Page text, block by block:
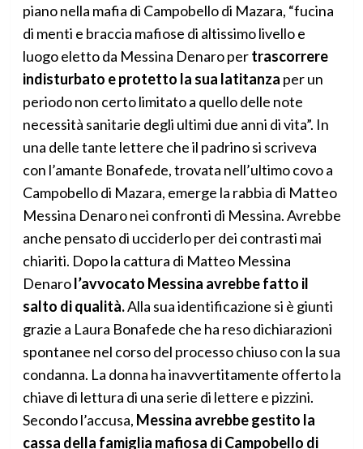
piano nella mafia di Campobello di Mazara, “fucina
di menti e braccia mafiose di altissimo livello e
luogo eletto da Messina Denaro pertrascorrere
indisturbato e protetto la sua latitanza per un
periodo non certo limitato a quello delle note
necessità sanitarie degli ultimi due anni di vita”. In
una delle tante lettere che il padrino si scriveva
con l’amante Bonafede, trovata nell’ultimo covo a
Campobello di Mazara, emerge la rabbia di Matteo
Messina Denaro nei confronti di Messina. Avrebbe
anche pensato di ucciderlo per dei contrasti mai
chiariti. Dopo la cattura di Matteo Messina
Denarol’avvocato Messina avrebbe fatto il
salto di qualità.Alla sua identificazione si è giunti
grazie a Laura Bonafede che ha reso dichiarazioni
spontanee nel corso del processo chiuso con la sua
condanna. La donna ha inavvertitamente offerto la
chiave di lettura di una serie di lettere e pizzini.
Secondo l’accusa, Messina avrebbe gestito la
cassa della famiglia mafiosa di Campobello di